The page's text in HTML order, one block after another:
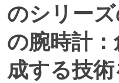
のシリー
の腕時計
成する技